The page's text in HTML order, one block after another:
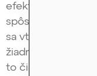
efekt, že odpredaj
spôsobujú
sa vtedy začne
žiadna reálna
to čistá bublina.